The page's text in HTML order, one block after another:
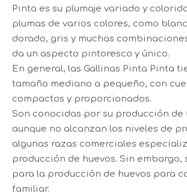
Pinta es su plumaje variado y
plumas de varios colores, como
dorado, gris y muchas
da un aspecto pintoresco y único.
En general, las Gallinas Pinta Pinta
tamaño mediano a pequeño, con
compactos y proporcionados.
Son conocidas por su producción de
aunque no alcanzan los niveles de
algunas razas comerciales
producción de huevos. Sin embargo,
para la producción de huevos para
familiar.